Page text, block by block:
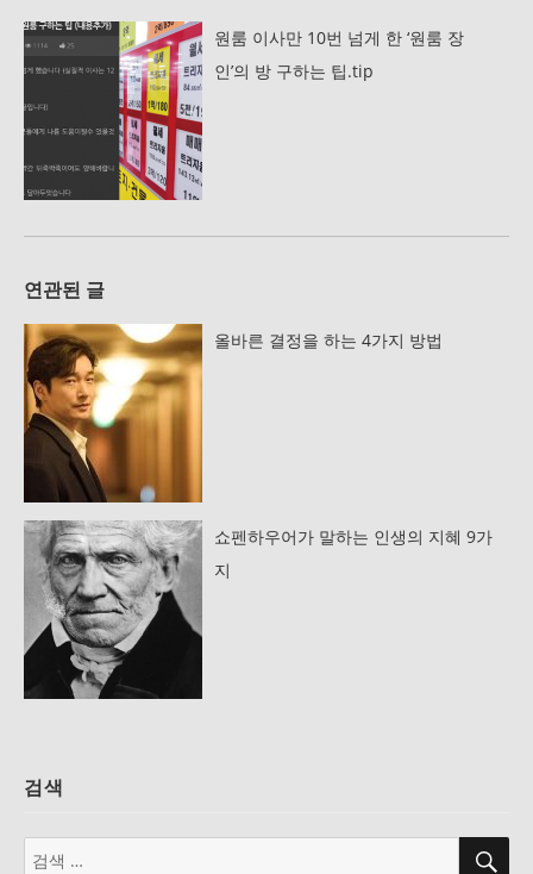
원룸 이사만 10번 넘게 한 ‘원룸 장
인’의 방 구하는 팁.tip
연관된 글
올바른 결정을 하는 4가지 방법
쇼펜하우어가 말하는 인생의 지혜 9가
지
검색
검
검